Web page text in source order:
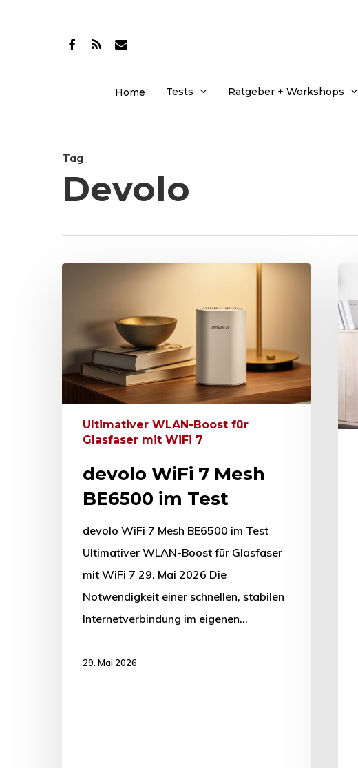
Drücken Sie Enter zum Suchen oder ESC zum Schließen.
facebook
RSS email
Home Tests Ratgeber + Workshops
Tag
Devolo
Ultimativer WLAN-Boost für
Glasfaser mit WiFi 7
devolo WiFi 7 Mesh
BE6500 im Test
devolo WiFi 7 Mesh BE6500 im Test
Ultimativer WLAN-Boost für Glasfaser
mit WiFi 7 29. Mai 2026 Die
Notwendigkeit einer schnellen, stabilen
Internetverbindung im eigenen…
29. Mai 2026